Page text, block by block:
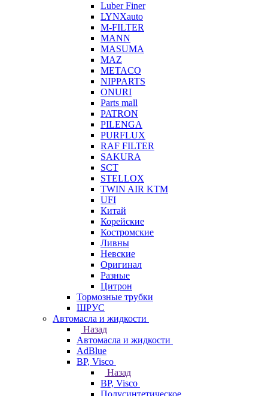
Luber Finer
LYNXauto
M-FILTER
MANN
MASUMA
MAZ
METACO
NIPPARTS
ONURI
Parts mall
PATRON
PILENGA
PURFLUX
RAF FILTER
SAKURA
SCT
STELLOX
TWIN AIR KTM
UFI
Китай
Корейские
Костромские
Ливны
Невские
Оригинал
Разные
Цитрон
Тормозные трубки
ШРУС
Автомасла и жидкости
Назад
Автомасла и жидкости
AdBlue
BP, Visco
Назад
BP, Visco
Полусинтетическое